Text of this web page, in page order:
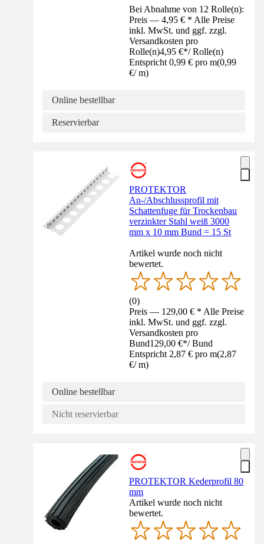
Bei Abnahme von 12 Rolle(n):
Preis — 4,95 € * Alle Preise
inkl. MwSt. und ggf. zzgl.
Versandkosten pro
Rolle(n)4,95 €*/ Rolle(n)
Entspricht 0,99 € pro m(0,99
€/ m)
Online bestellbar
Reservierbar
PROTEKTOR
An-/Abschlussprofil mit
Schattenfuge für Trockenbau
verzinkter Stahl weiß 3000
mm x 10 mm Bund = 15 St
Artikel wurde noch nicht
bewertet.
(0)
Preis — 129,00 € * Alle Preise
inkl. MwSt. und ggf. zzgl.
Versandkosten pro
Bund129,00 €*/ Bund
Entspricht 2,87 € pro m(2,87
€/ m)
Online bestellbar
Nicht reservierbar
PROTEKTOR Kederprofil 80
mm
Artikel wurde noch nicht
bewertet.